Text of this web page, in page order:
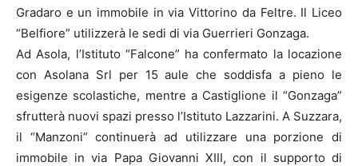
Gradaro e un immobile in via Vittorino da Feltre. Il Liceo
“Belfiore” utilizzerà le sedi di via Guerrieri Gonzaga.
Ad Asola, l’Istituto “Falcone” ha confermato la locazione
con Asolana Srl per 15 aule che soddisfa a pieno le
esigenze scolastiche, mentre a Castiglione il “Gonzaga”
sfrutterà nuovi spazi presso l’Istituto Lazzarini. A Suzzara,
il “Manzoni” continuerà ad utilizzare una porzione di
immobile in via Papa Giovanni XIII, con il supporto di